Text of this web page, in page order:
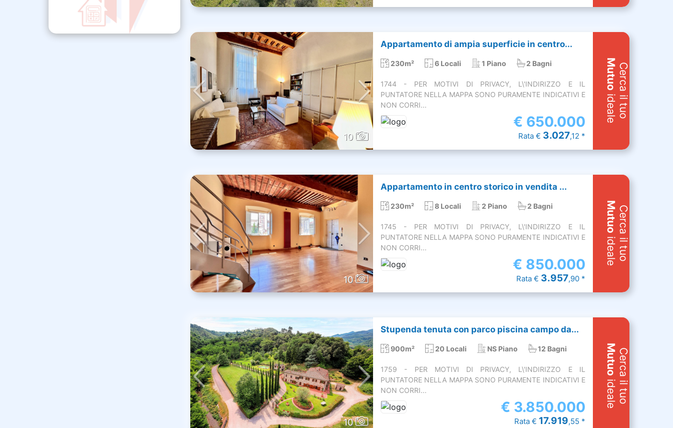
10
Appartamento di ampia superficie in centro...
230m² 6 Locali 1 Piano 2 Bagni
1744 - PER MOTIVI DI PRIVACY, L\'INDIRIZZO E IL
PUNTATORE NELLA MAPPA SONO PURAMENTE INDICATIVI E
NON CORRI...
€ 650.000
Rata € 3.027,12 *
Cerca il tuo
Mutuo
ideale
10
Appartamento in centro storico in vendita ...
230m² 8 Locali 2 Piano 2 Bagni
1745 - PER MOTIVI DI PRIVACY, L\'INDIRIZZO E IL
PUNTATORE NELLA MAPPA SONO PURAMENTE INDICATIVI E
NON CORRI...
€ 850.000
Rata € 3.957,90 *
Cerca il tuo
Mutuo
ideale
10
Stupenda tenuta con parco piscina campo da...
900m² 20 Locali NS Piano 12 Bagni
1759 - PER MOTIVI DI PRIVACY, L\'INDIRIZZO E IL
PUNTATORE NELLA MAPPA SONO PURAMENTE INDICATIVI E
NON CORRI...
€ 3.850.000
Rata € 17.919,55 *
Cerca il tuo
Mutuo
ideale